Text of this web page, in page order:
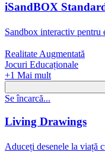
iSandBOX
Sandbox interactiv pentru
Realitate Augmentată
Jocuri Educaționale
+1 Mai mult
Se încarcă...
Living Drawings
Aduceți desenele la viață